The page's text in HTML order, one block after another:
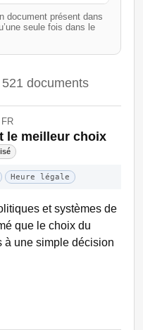
document présent dans
seule fois dans le
documents
le meilleur choix
Heure légale
et systèmes de
que le choix du
à une simple décision